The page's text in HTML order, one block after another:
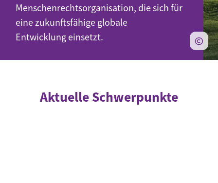
Menschenrechtsorganisation, die sich für
eine zukunftsfähige globale
Entwicklung einsetzt.
Aktuelle Schwerpunkte